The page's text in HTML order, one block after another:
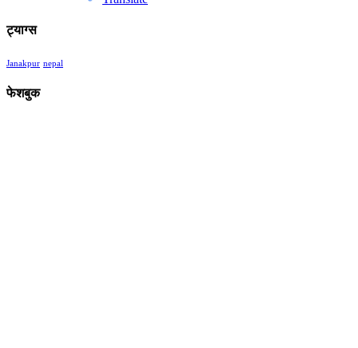
ट्याग्स
Janakpur nepal
फेशबुक